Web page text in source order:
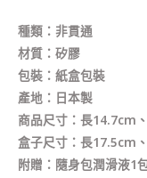
種類：非貫通
材質：矽膠
包裝：紙盒包裝
產地：日本製
商品尺寸：長14.7cm
盒子尺寸：長17.5cm
附贈：隨身包潤滑液1